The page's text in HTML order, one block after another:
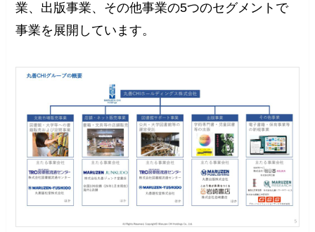
業、出版事業、その他事業の5つのセグメントで
事業を展開しています。